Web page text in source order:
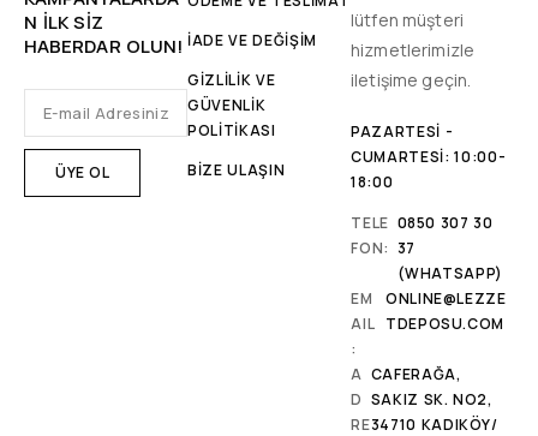
N ILK SIZ
HABERDAR OLUN! İADE VE DEĞİŞİM
GİZLİLİK VE
GÜVENLİK
POLİTİKASI
BİZE ULAŞIN
lütfen müşteri
hizmetlerimizle
iletişime geçin.
PAZARTESI -
CUMARTESI: 10:00-
18:00
TELE
FON:
0850 307 30
37
(WHATSAPP)
EM
AIL
:
ONLINE@LEZZE
TDEPOSU.COM
A
D
RE
CAFERAĞA,
SAKIZ SK. NO2,
34710 KADIKÖY/